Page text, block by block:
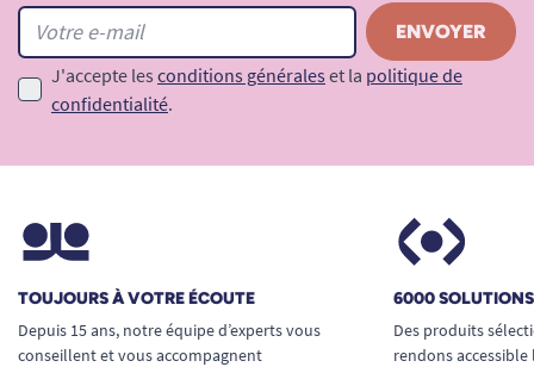
J'accepte les conditions générales et la politique de
confidentialité.
TOUJOURS À VOTRE ÉCOUTE
Depuis 15 ans, notre équipe d’experts vous
conseillent et vous accompagnent
6000
Des produits
rendons